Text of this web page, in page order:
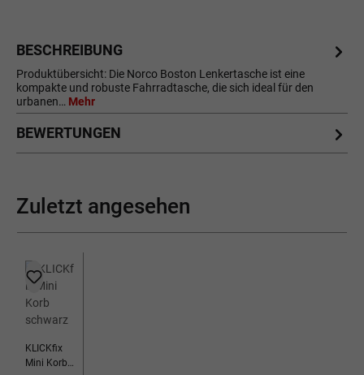
BESCHREIBUNG
Produktübersicht: Die Norco Boston Lenkertasche ist eine
kompakte und robuste Fahrradtasche, die sich ideal für den
urbanen… Mehr
BEWERTUNGEN
Zuletzt angesehen
KLICKfix
Mini Korb